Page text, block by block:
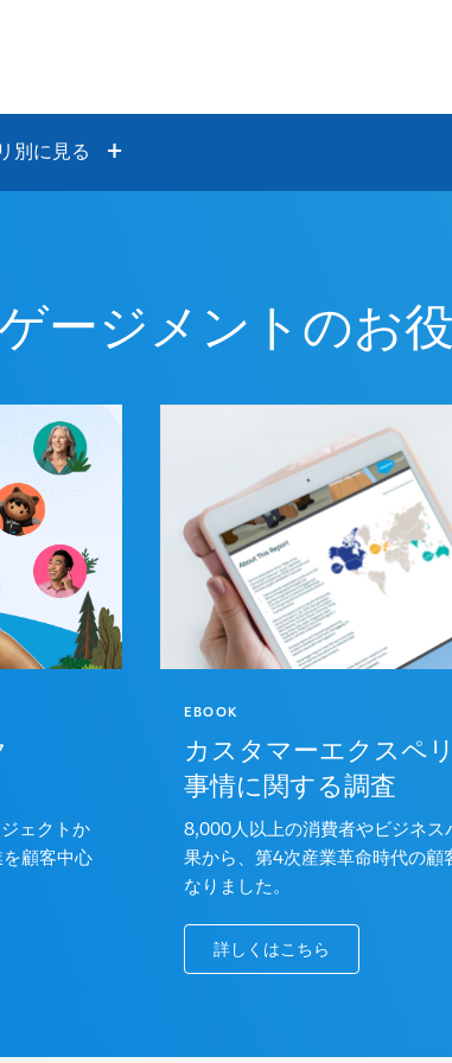
別に見る
ージメントのお
ェクトか
顧客中心
EBOOK
カスタマーエクスペ
事情に関する調査
8,000人以上の消費者やビジネス
果から、第4次産業革命時代の顧
なりました。
詳しくはこちら